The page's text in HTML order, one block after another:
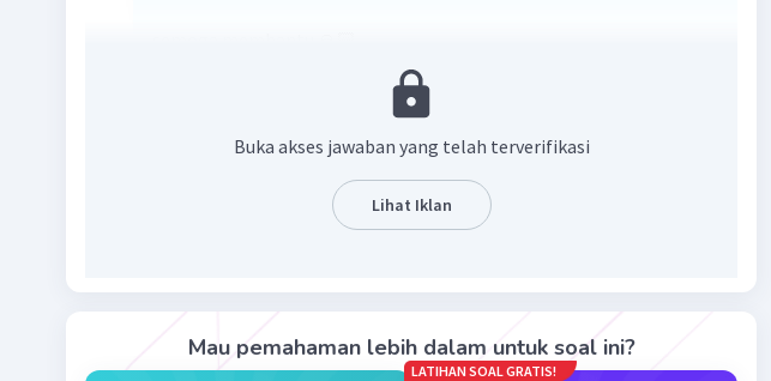
Buka akses jawaban yang telah terverifikasi
Lihat Iklan
Mau pemahaman lebih dalam untuk soal ini?
LATIHAN SOAL GRATIS!